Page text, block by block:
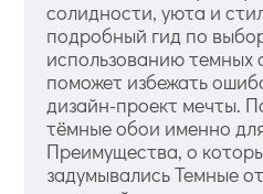
солидности, уюта и
подробный гид по
использованию темных
поможет избежать
дизайн-проект мечты.
тёмные обои именно
Преимущества, о
задумывались Темные